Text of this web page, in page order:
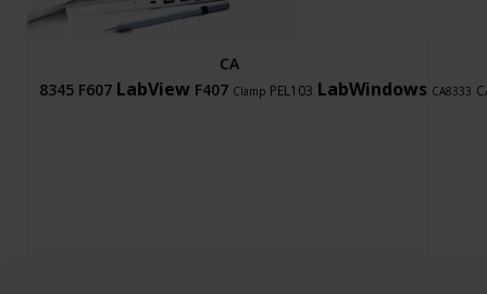
CA
8345 F607 LabView F407 Clamp PEL103 LabWindows CA8333